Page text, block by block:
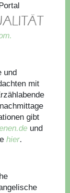
und
mit
gibt
und
hier.